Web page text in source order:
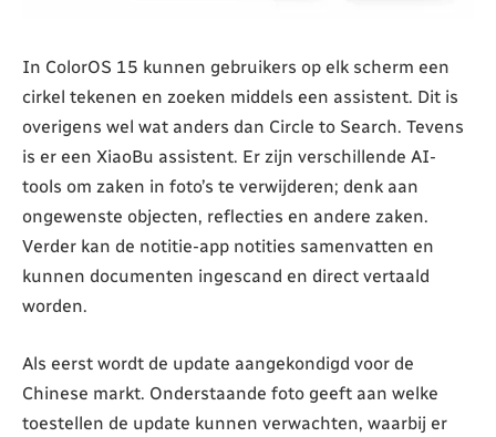
In ColorOS 15 kunnen gebruikers op elk scherm een
cirkel tekenen en zoeken middels een assistent. Dit is
overigens wel wat anders dan Circle to Search. Tevens
is er een XiaoBu assistent. Er zijn verschillende AI-
tools om zaken in foto’s te verwijderen; denk aan
ongewenste objecten, reflecties en andere zaken.
Verder kan de notitie-app notities samenvatten en
kunnen documenten ingescand en direct vertaald
worden.
Als eerst wordt de update aangekondigd voor de
Chinese markt. Onderstaande foto geeft aan welke
toestellen de update kunnen verwachten, waarbij er